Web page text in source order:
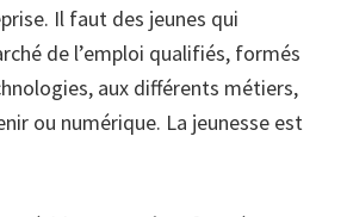
Il faut des jeunes qui
de l’emploi qualifiés, formés
aux différents métiers,
ou numérique. La jeunesse est